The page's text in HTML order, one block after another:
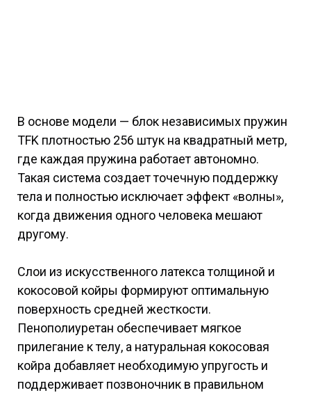
В основе модели — блок независимых пружин
TFK плотностью 256 штук на квадратный метр,
где каждая пружина работает автономно.
Такая система создает точечную поддержку
тела и полностью исключает эффект «волны»,
когда движения одного человека мешают
другому.
Слои из искусственного латекса толщиной и
кокосовой койры формируют оптимальную
поверхность средней жесткости.
Пенополиуретан обеспечивает мягкое
прилегание к телу, а натуральная кокосовая
койра добавляет необходимую упругость и
поддерживает позвоночник в правильном